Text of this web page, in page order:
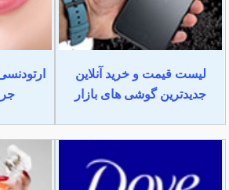
لیست قیمت و خرید آنلاین
جدیدترین گوشی های بازار